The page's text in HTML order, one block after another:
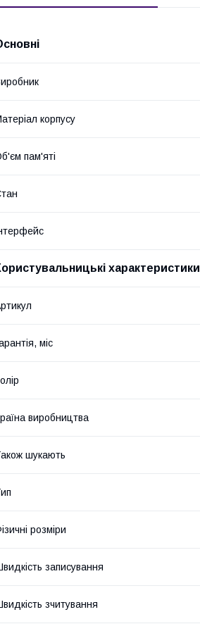
корпусу
пам'яті
характеристики
міс
виробництва
шукають
розміри
записування
зчитування